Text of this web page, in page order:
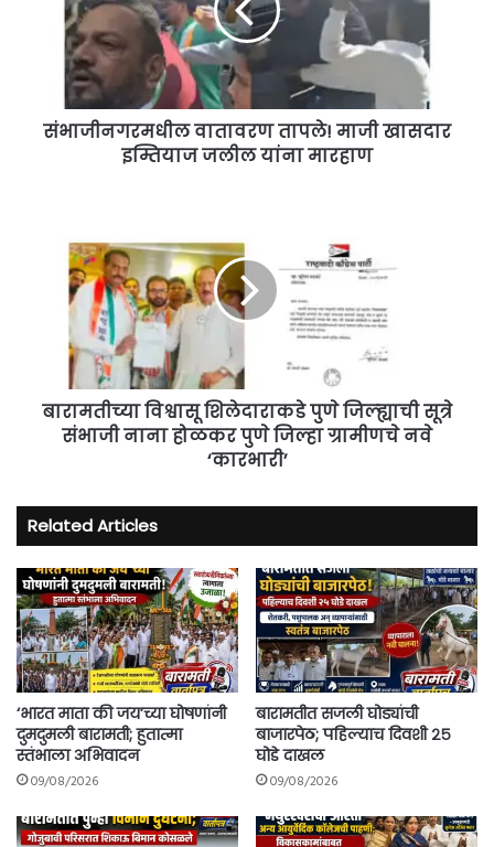
संभाजीनगरमधील वातावरण तापले! माजी खासदार
इम्तियाज जलील यांना मारहाण
शिलेदाराकडे
‘कारभारी’
बारामतीच्या विश्वासू शिलेदाराकडे पुणे जिल्ह्याची सूत्रे
संभाजी नाना होळकर पुणे जिल्हा ग्रामीणचे नवे
‘कारभारी’
Related Articles
‘भारत माता की जय’च्या घोषणांनी
दुमदुमली बारामती; हुतात्मा
स्तंभाला अभिवादन
09/08/2026
बारामतीत सजली घोड्यांची
बाजारपेठ; पहिल्याच दिवशी २५
घोडे दाखल
09/08/2026